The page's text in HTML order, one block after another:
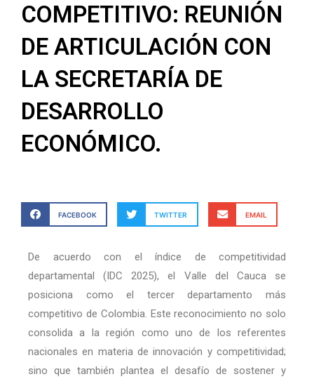
COMPETITIVO: REUNIÓN
DE ARTICULACIÓN CON
LA SECRETARÍA DE
DESARROLLO
ECONÓMICO.
FACEBOOK TWITTER EMAIL
De acuerdo con el índice de competitividad
departamental (IDC 2025), el Valle del Cauca se
posiciona como el tercer departamento más
competitivo de Colombia. Este reconocimiento no solo
consolida a la región como uno de los referentes
nacionales en materia de innovación y competitividad;
sino que también plantea el desafío de sostener y